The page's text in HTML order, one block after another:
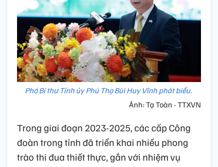
Phó Bí thư Tỉnh ủy Phú Thọ Bùi Huy Vĩnh phát biểu.
Ảnh: Tạ Toàn - TTXVN
Trong giai đoạn 2023-2025, các cấp Công
đoàn trong tỉnh đã triển khai nhiều phong
trào thi đua thiết thực, gắn với nhiệm vụ